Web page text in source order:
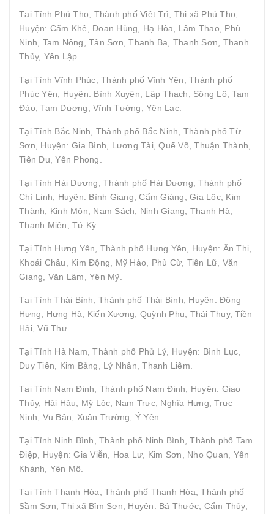
Tại Tỉnh Phú Thọ, Thành phố Việt Trì, Thị xã Phú Thọ,
Huyện: Cẩm Khê, Đoan Hùng, Hạ Hòa, Lâm Thao, Phù
Ninh, Tam Nông, Tân Sơn, Thanh Ba, Thanh Sơn, Thanh
Thủy, Yên Lập.
Tại Tỉnh Vĩnh Phúc, Thành phố Vĩnh Yên, Thành phố
Phúc Yên, Huyện: Bình Xuyên, Lập Thạch, Sông Lô, Tam
Đảo, Tam Dương, Vĩnh Tường, Yên Lạc.
Tại Tỉnh Bắc Ninh, Thành phố Bắc Ninh, Thành phố Từ
Sơn, Huyện: Gia Bình, Lương Tài, Quế Võ, Thuận Thành,
Tiên Du, Yên Phong.
Tại Tỉnh Hải Dương, Thành phố Hải Dương, Thành phố
Chí Linh, Huyện: Bình Giang, Cẩm Giàng, Gia Lộc, Kim
Thành, Kinh Môn, Nam Sách, Ninh Giang, Thanh Hà,
Thanh Miện, Tứ Kỳ.
Tại Tỉnh Hưng Yên, Thành phố Hưng Yên, Huyện: Ân Thi,
Khoái Châu, Kim Động, Mỹ Hào, Phù Cừ, Tiên Lữ, Văn
Giang, Văn Lâm, Yên Mỹ.
Tại Tỉnh Thái Bình, Thành phố Thái Bình, Huyện: Đông
Hưng, Hưng Hà, Kiến Xương, Quỳnh Phụ, Thái Thụy, Tiền
Hải, Vũ Thư.
Tại Tỉnh Hà Nam, Thành phố Phủ Lý, Huyện: Bình Lục,
Duy Tiên, Kim Bảng, Lý Nhân, Thanh Liêm.
Tại Tỉnh Nam Định, Thành phố Nam Định, Huyện: Giao
Thủy, Hải Hậu, Mỹ Lộc, Nam Trực, Nghĩa Hưng, Trực
Ninh, Vụ Bản, Xuân Trường, Ý Yên.
Tại Tỉnh Ninh Bình, Thành phố Ninh Bình, Thành phố Tam
Điệp, Huyện: Gia Viễn, Hoa Lư, Kim Sơn, Nho Quan, Yên
Khánh, Yên Mô.
Tại Tỉnh Thanh Hóa, Thành phố Thanh Hóa, Thành phố
Sầm Sơn, Thị xã Bỉm Sơn, Huyện: Bá Thước, Cẩm Thủy,